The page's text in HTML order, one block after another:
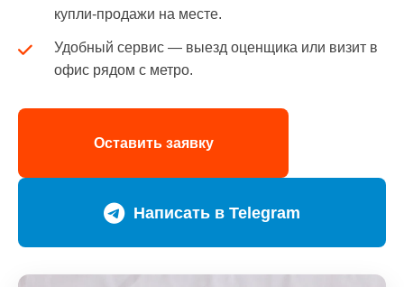
купли-продажи на месте.
Удобный сервис — выезд оценщика или визит в
офис рядом с метро.
Оставить заявку
Написать в Telegram